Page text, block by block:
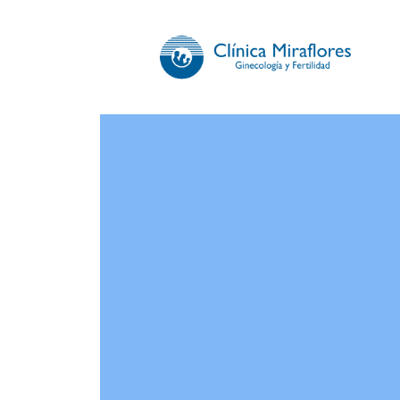
CLÍNICA